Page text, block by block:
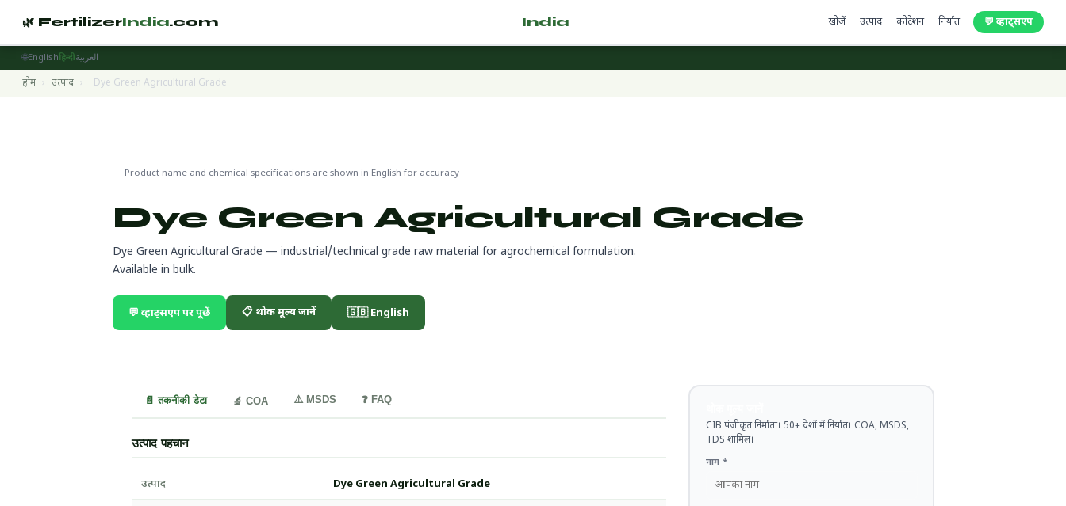
🌿 FertilizerIndia.com India.com खोजें उत्पाद कोटेशन निर्यात 💬 व्हाट्सएप
🌐Englishहिन्दीالعربية
होम › उत्पाद › Dye Green Agricultural Grade
Product name and chemical specifications are shown in English for accuracy
Dye Green Agricultural Grade
Dye Green Agricultural Grade — industrial/technical grade raw material for agrochemical formulation.
Available in bulk.
💬 व्हाट्सएप पर पूछें 📋 थोक मूल्य जानें 🇬🇧 English
📄 तकनीकी डेटा 🔬 COA ⚠️ MSDS ❓ FAQ
उत्पाद पहचान
उत्पाद Dye Green Agricultural Grade
CIB पंजीकृत निर्माता। 50+ देशों में निर्यात। COA, MSDS,
TDS शामिल।
नाम *